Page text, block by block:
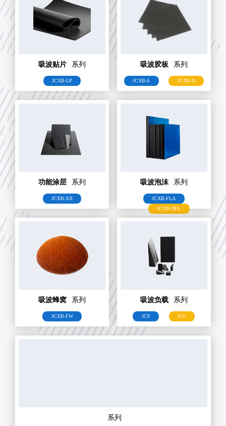
吸波贴片 系列
JCXB-LP
吸波胶板 系列
JCXB-S JCXB-N
功能涂层 系列
JCXB-XX
吸波泡沫 系列
JCXB-FLA
JCXB-QFL
吸波蜂窝 系列
JCXB-FW
吸波负载 系列
JCF JCL
系列